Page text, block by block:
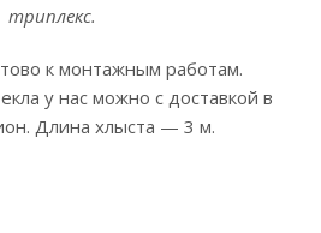
триплекс.
к монтажным работам.
у нас можно с доставкой в
Длина хлыста — 3 м.